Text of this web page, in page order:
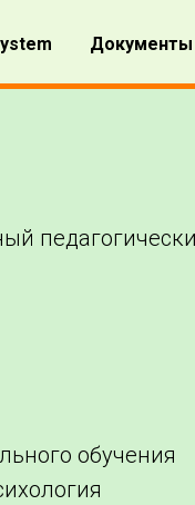
Документы
обучения